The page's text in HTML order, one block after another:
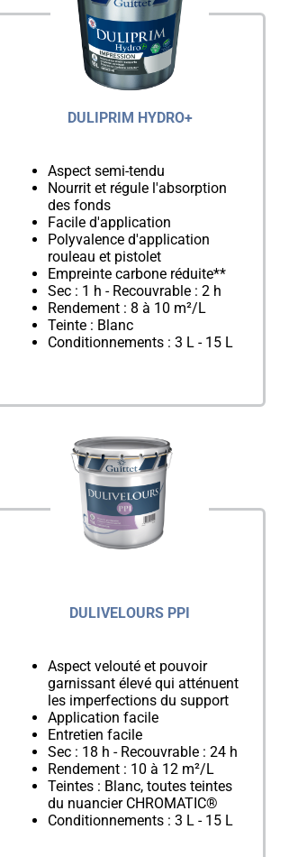
DULIPRIM HYDRO+
Aspect semi-tendu
Nourrit et régule l'absorption
des fonds
Facile d'application
Polyvalence d'application
rouleau et pistolet
Empreinte carbone réduite**
Sec : 1 h - Recouvrable : 2 h
Rendement : 8 à 10 m²/L
Teinte : Blanc
Conditionnements : 3 L - 15 L
DULIVELOURS PPI
Aspect velouté et pouvoir
garnissant élevé qui atténuent
les imperfections du support
Application facile
Entretien facile
Sec : 18 h - Recouvrable : 24 h
Rendement : 10 à 12 m²/L
Teintes : Blanc, toutes teintes
du nuancier CHROMATIC®
Conditionnements : 3 L - 15 L